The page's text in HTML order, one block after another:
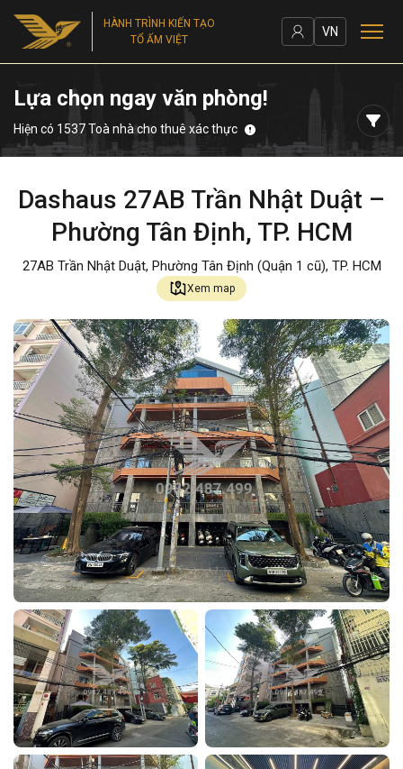
HÀNH TRÌNH KIẾN TẠO
TỔ ẤM VIỆT
VN
Lựa chọn ngay văn phòng!
Hiện có 1537 Toà nhà cho thuê xác thực
Dashaus 27AB Trần Nhật Duật –
Phường Tân Định, TP. HCM
27AB Trần Nhật Duật, Phường Tân Định (Quận 1 cũ), TP. HCM
Xem map